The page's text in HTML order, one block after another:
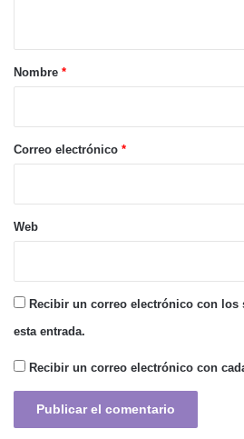
r
*
Nombre *
Correo electrónico *
Web
Recibir un correo electrónico con los
esta entrada.
Recibir un correo electrónico con